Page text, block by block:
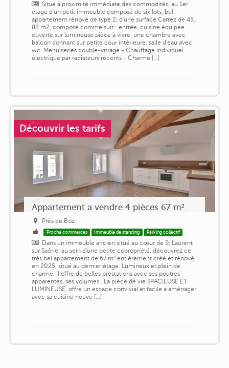
Situé à proximité immédiate des commodités, au 1er
étage d'un petit immeuble composé de six lots, bel
appartement rénové de type 2, d'une surface Carrez de 45,
82 m2, composé comme suit : entrée, cuisine équipée
ouverte sur lumineuse pièce à vivre, une chambre avec
balcon donnant sur petite cour intérieure, salle d'eau avec
wc. Menuiseries double-vitrage - Chauffage individuel
électrique par radiateurs récents - Charme [...]
Découvrir les tarifs
Appartement a vendre 4 pièces 67 m²
Près de Boz
Proche commerces Immeuble de standing Parking collectif
Dans un immeuble ancien situé au cœur de St Laurent
sur Saône, au sein d'une petite copropriété, découvrez ce
très bel appartement de 67 m² entièrement créé et rénové
en 2025, situé au dernier étage. Lumineux et plein de
charme, il offre de belles prestations avec ses poutres
apparentes, ses volumes.. La pièce de vie SPACIEUSE ET
LUMINEUSE, offre un espace convivial et facile à aménager
avec sa cuisine neuve [...]